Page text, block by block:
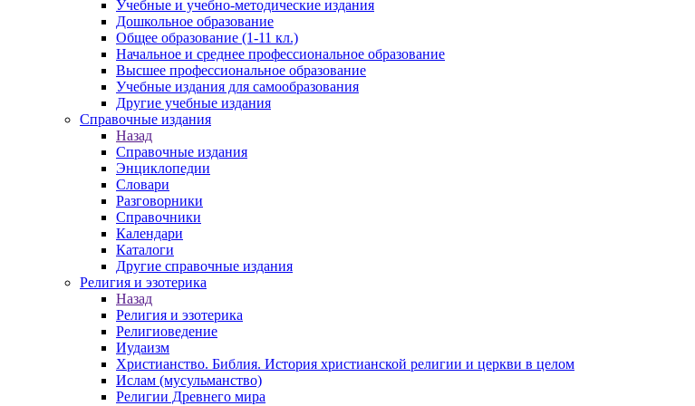
Учебные и учебно-методические издания
Дошкольное образование
Общее образование (1-11 кл.)
Начальное и среднее профессиональное образование
Высшее профессиональное образование
Учебные издания для самообразования
Другие учебные издания
Справочные издания
Назад
Справочные издания
Энциклопедии
Словари
Разговорники
Справочники
Календари
Каталоги
Другие справочные издания
Религия и эзотерика
Назад
Религия и эзотерика
Религиоведение
Иудаизм
Христианство. Библия. История христианской религии и церкви в целом
Ислам (мусульманство)
Религии Древнего мира